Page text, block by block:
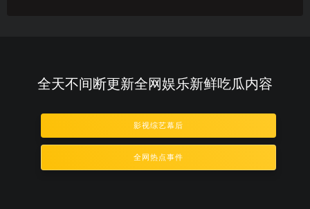
全天不间断更新全网娱乐新鲜吃瓜内容
影视综艺幕后
全网热点事件